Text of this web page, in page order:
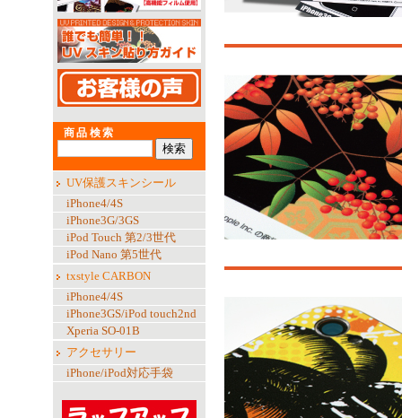
商品検索
UV保護スキンシール
iPhone4/4S
iPhone3G/3GS
iPod Touch 第2/3世代
iPod Nano 第5世代
txstyle CARBON
iPhone4/4S
iPhone3GS/iPod touch2nd
Xperia SO-01B
アクセサリー
iPhone/iPod対応手袋